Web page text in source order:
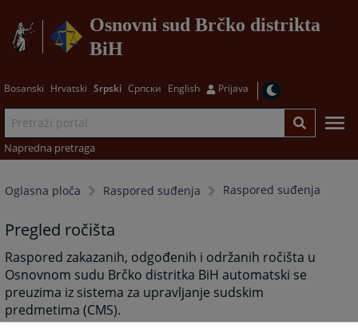
Osnovni sud Brčko distrikta
BiH
Bosanski Hrvatski Srpski Српски English Prijava
Napredna pretraga
Oglasna ploča Raspored suđenja Raspored suđenja
Pregled ročišta
Raspored zakazanih, odgođenih i održanih ročišta u
Osnovnom sudu Brčko distritka BiH automatski se
preuzima iz sistema za upravljanje sudskim
predmetima (CMS).